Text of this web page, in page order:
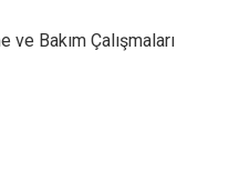
Bakım Çalışmaları